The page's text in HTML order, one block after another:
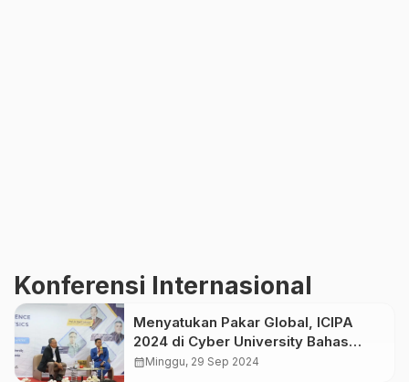
Konferensi Internasional
Menyatukan Pakar Global, ICIPA
2024 di Cyber University Bahas
Masa Depan Sirkularitas
calendar_monthMinggu, 29 Sep 2024